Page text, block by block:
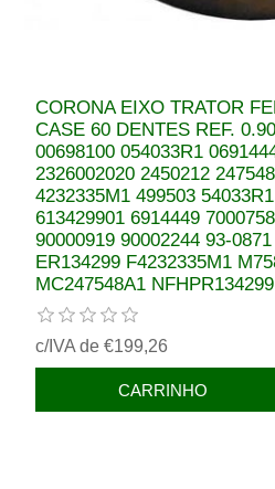
CORONA EIXO TRATOR
CASE 60 DENTES REF.
00698100 054033R1
2326002020 2450212
4232335M1 499503
613429901 6914449
90000919 90002244 93-
ER134299 F4232335M1
MC247548A1
c/IVA de €199,26